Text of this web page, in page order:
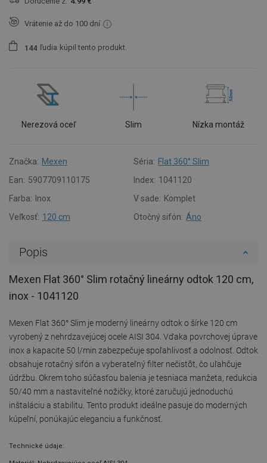
Vrátenie až do 100 dní
1 44 ľudia kúpil tento produkt.
Nerezová oceľ Slim Nízka montáž
Značka: Mexen Séria: Flat 360° Slim
Ean: 5907709110175 Index: 1041120
Farba:
Inox V sade: Komplet
Veľkosť: 120 cm Otočný sifón: Áno
Popis
Mexen Flat 360° Slim rotačný lineárny odtok 120 cm,
inox - 1041120
Mexen Flat 360° Slim je moderný lineárny odtok o šírke 120 cm
vyrobený z nehrdzavejúcej ocele AISI 304. Vďaka povrchovej úprave
inox a kapacite 50 l/min zabezpečuje spoľahlivosť a odolnosť. Odtok
obsahuje rotačný sifón a vyberateľný filter nečistôt, čo uľahčuje
údržbu. Okrem toho súčasťou balenia je tesniaca manžeta, redukcia
50/40 mm a nastaviteľné nožičky, ktoré zaručujú jednoduchú
inštaláciu a stabilitu. Tento produkt ideálne pasuje do moderných
kúpeľní, ponúkajúc eleganciu a funkčnosť.
Technické údaje: